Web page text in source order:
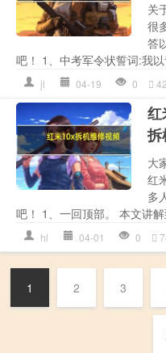
关
很
答
吧！ 1、中考军令状誓词:我
jl 04-19 0
红
拆
大
红
多
吧！ 1、一回顶部。 本文讲
hl 04-01 0
1 2 3